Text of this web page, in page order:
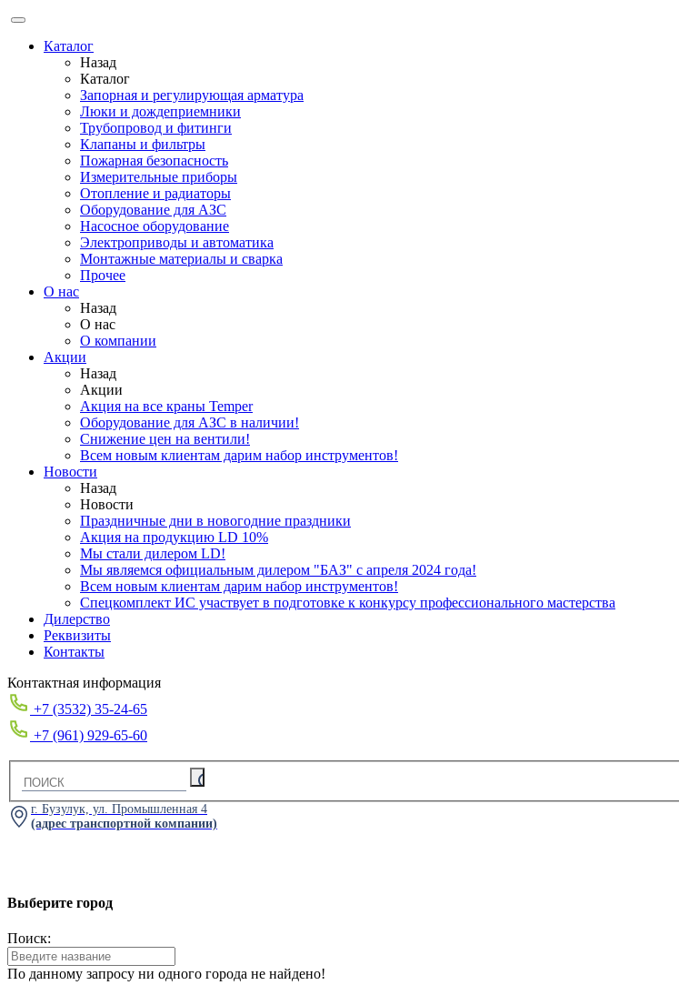
Каталог
Назад
Каталог
Запорная и регулирующая арматура
Люки и дождеприемники
Трубопровод и фитинги
Клапаны и фильтры
Пожарная безопасность
Измерительные приборы
Отопление и радиаторы
Оборудование для АЗС
Насосное оборудование
Электроприводы и автоматика
Монтажные материалы и сварка
Прочее
О нас
Назад
О нас
О компании
Акции
Назад
Акции
Акция на все краны Temper
Оборудование для АЗС в наличии!
Снижение цен на вентили!
Всем новым клиентам дарим набор инструментов!
Новости
Назад
Новости
Праздничные дни в новогодние праздники
Акция на продукцию LD 10%
Мы стали дилером LD!
Мы являемся официальным дилером "БАЗ" с апреля 2024 года!
Всем новым клиентам дарим набор инструментов!
Спецкомплект ИС участвует в подготовке к конкурсу профессионального мастерства
Дилерство
Реквизиты
Контакты
Контактная информация
+7 (3532) 35-24-65
+7 (961) 929-65-60
г. Бузулук, ул. Промышленная 4
(адрес транспортной компании)
Выберите город
Поиск:
По данному запросу ни одного города не найдено!